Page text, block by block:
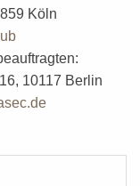
Köln
10117 Berlin